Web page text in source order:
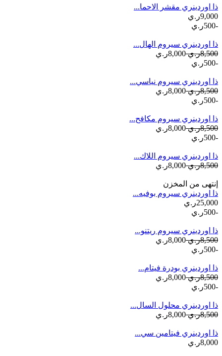
ذا اوردينري مقشر الاحما...
9,000ر.ي
-500ر.ي
ذا اوردينري سيروم الهال...
8,500ر.ي
8,000ر.ي
-500ر.ي
ذا اوردينري سيروم نياسي...
8,500ر.ي
8,000ر.ي
-500ر.ي
ذا اوردينري سيروم مكافح...
8,500ر.ي
8,000ر.ي
-500ر.ي
ذا اوردينري سيروم اللاك...
8,500ر.ي
8,000ر.ي
إنتهى من المخزن
ذا اوردينري سيروم بوفيه...
25,000ر.ي
-500ر.ي
ذا اوردينري سيروم ريتنو...
8,500ر.ي
8,000ر.ي
-500ر.ي
ذا اوردينري بودرة فيتام...
8,500ر.ي
8,000ر.ي
-500ر.ي
ذا اوردينري محلول السال...
8,500ر.ي
8,000ر.ي
ذا اوردينري فيتامين سي...
8,000ر.ي